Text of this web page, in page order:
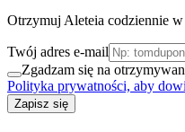
Otrzymuj Aleteia codziennie
Twój adres e-mail
Zgadzam się na
Polityka prywatności, aby
Zapisz się